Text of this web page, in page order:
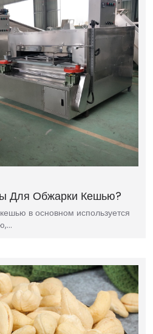
Для Обжарки Кешью?
в основном используется